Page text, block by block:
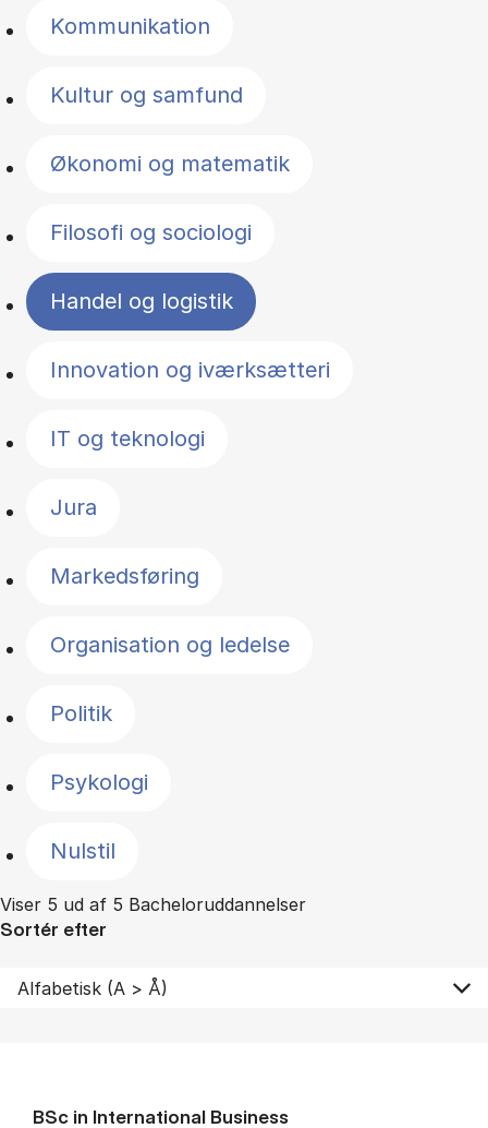
Kommunikation
Kultur og samfund
Økonomi og matematik
Filosofi og sociologi
Handel og logistik
Innovation og iværksætteri
IT og teknologi
Jura
Markedsføring
Organisation og ledelse
Politik
Psykologi
Nulstil
Viser 5 ud af 5 Bacheloruddannelser
Sortér efter
BSc in In­ter­na­tion­al Busi­ness